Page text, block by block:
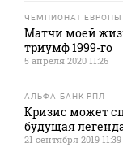
ЧЕМПИОНАТ ЕВРОПЫ
Матчи моей
триумф 1999-го
5 апреля 2020 11:26
АЛЬФА-БАНК РПЛ
Кризис может
будущая
21 сентября 2019 11:39